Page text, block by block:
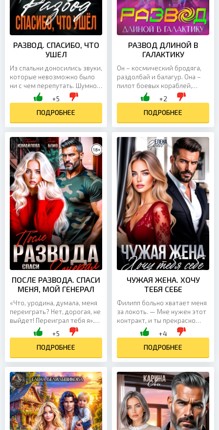
РАЗВОД. СПАСИБО, ЧТО
УШЕЛ
Из спальни доносились звуки,
которые невозможно было
ни с чем перепутать. Шумное
дыхание, женский вскрик,
его сдавленный стон. Я
остановилась перед...
+5
ПОДРОБНЕЕ
РАЗВОД ДЛИНОЙ В
ГАЛАКТИКУ
Он – космический бродяга,
раздолбай и балагур. Она –
пилот боевых кораблей,
упрямая и целеустремленная
особа. Между ними ничего
общего, и их браку...
+2
ПОДРОБНЕЕ
ПОСЛЕ РАЗВОДА. СПАСИ
МЕНЯ, МОЙ ГЕНЕРАЛ
«Что, уродина, думала, меня
переиграть? Нет, дорогая, не
выйдет! Переиграл тебя я».
Мой муж не хотел
разводиться, чтобы не
терять имущество, которое...
+5
ПОДРОБНЕЕ
ЧУЖАЯ ЖЕНА. ХОЧУ
ТЕБЯ СЕБЕ
Филипп больно хватает меня
за локоть. — Мне нужен этот
контракт, и ты прекрасно
знаешь. Не будь дурой,
воспользуйся тем, что этот
мужик хочет тебя. О...
+4
ПОДРОБНЕЕ